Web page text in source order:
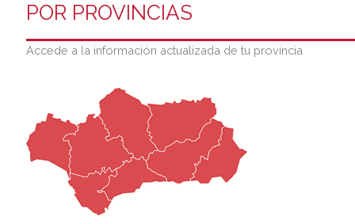
POR PROVINCIAS
Accede a la información actualizada de tu provincia